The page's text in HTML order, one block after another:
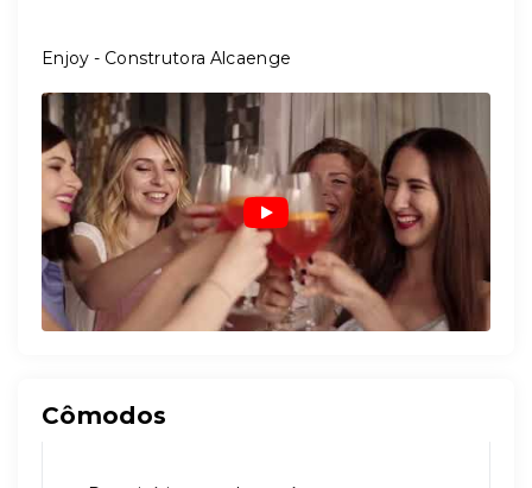
Enjoy - Construtora Alcaenge
Cômodos